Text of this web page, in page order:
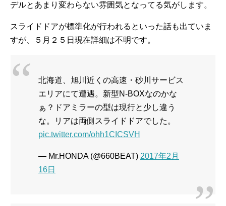
デルとあまり変わらない雰囲気となってる気がします。
スライドドアが標準化が行われるといった話も出ていま
すが、５月２５日現在詳細は不明です。
北海道、旭川近くの高速・砂川サービス
エリアにて遭遇。新型N-BOXなのかな
ぁ？ドアミラーの型は現行と少し違う
な。リアは両側スライドドアでした。
pic.twitter.com/ohh1CICSVH
— Mr.HONDA (@660BEAT) 2017年2月
16日